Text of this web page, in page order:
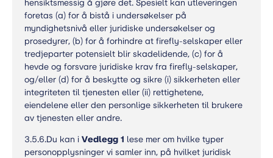
hensiktsmessig å gjøre det. Spesielt kan utleveringen
foretas (a) for å bistå i undersøkelser på
myndighetsnivå eller juridiske undersøkelser og
prosedyrer, (b) for å forhindre at firefly-selskaper eller
tredjeparter potensielt blir skadelidende, (c) for å
hevde og forsvare juridiske krav fra firefly-selskaper,
og/eller (d) for å beskytte og sikre (i) sikkerheten eller
integriteten til tjenesten eller (ii) rettighetene,
eiendelene eller den personlige sikkerheten til brukere
av tjenesten eller andre.
3.5.6.Du kan i Vedlegg 1 lese mer om hvilke typer
personopplysninger vi samler inn, på hvilket juridisk